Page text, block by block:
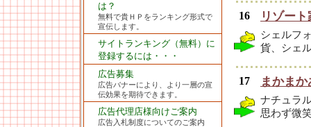
は？
無料で貴ＨＰをランキング形式で
宣伝します。
サイトランキング（無料）に
登録するには・・・
広告募集
広告バナーにより、より一層の宣
伝効果を期待できます。
広告代理店様向けご案内
広告入札制度についてのご案内
16 リゾー
シェルフ
貨、シェ
17 まかま
ナチュラ
思わず微